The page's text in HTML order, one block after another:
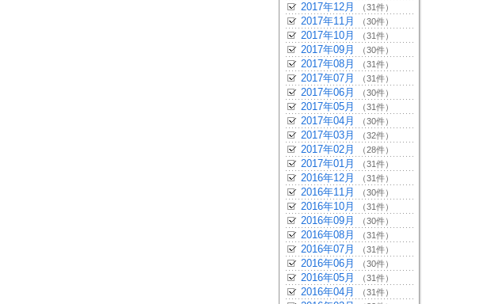
2017年12月 （31件）
2017年11月 （30件）
2017年10月 （31件）
2017年09月 （30件）
2017年08月 （31件）
2017年07月 （31件）
2017年06月 （30件）
2017年05月 （31件）
2017年04月 （30件）
2017年03月 （32件）
2017年02月 （28件）
2017年01月 （31件）
2016年12月 （31件）
2016年11月 （30件）
2016年10月 （31件）
2016年09月 （30件）
2016年08月 （31件）
2016年07月 （31件）
2016年06月 （30件）
2016年05月 （31件）
2016年04月 （31件）